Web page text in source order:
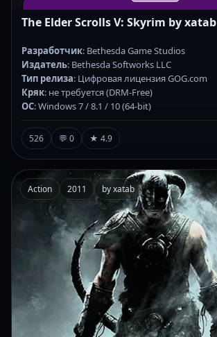
The Elder Scrolls V: Skyrim by xatab
Разработчик: Bethesda Game Studios
Издатель: Bethesda Softworks LLC
Тип релиза: Цифровая лицензия GOG.com
Кряк: не требуется (DRM-Free)
ОС: Windows 7 / 8.1 / 10 (64-bit)
526 💬 0 ★ 4.9
Action 2011 by xatab